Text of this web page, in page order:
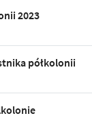
2023
półkolonii